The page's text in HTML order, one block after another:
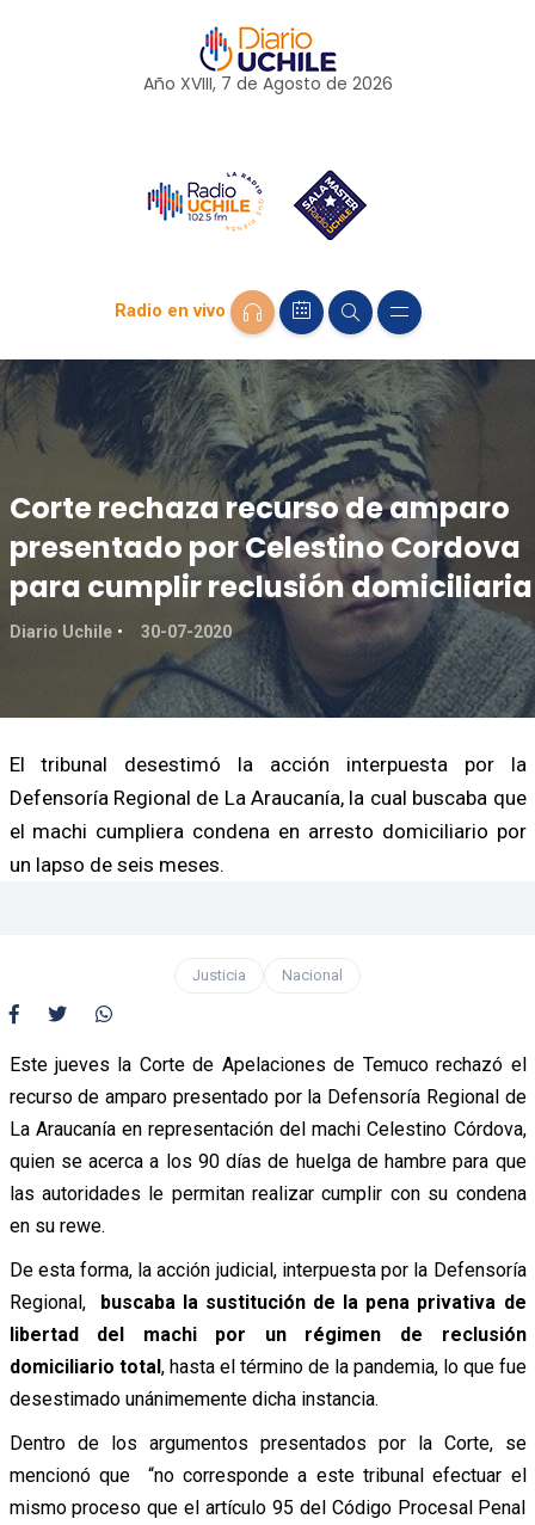
Año XVIII, 7 de Agosto de 2026
Radio en vivo
Corte rechaza recurso de amparo
presentado por Celestino Cordova
para cumplir reclusión domiciliaria
Diario Uchile 30-07-2020
El tribunal desestimó la acción interpuesta por la
Defensoría Regional de La Araucanía, la cual buscaba que
el machi cumpliera condena en arresto domiciliario por
un lapso de seis meses.
Justicia Nacional
Este jueves la Corte de Apelaciones de Temuco rechazó el
recurso de amparo presentado por la Defensoría Regional de
La Araucanía en representación del machi Celestino Córdova,
quien se acerca a los 90 días de huelga de hambre para que
las autoridades le permitan realizar cumplir con su condena
en su rewe.
De esta forma, la acción judicial, interpuesta por la Defensoría
Regional, buscaba la sustitución de la pena privativa de
libertad del machi por un régimen de reclusión
domiciliario total, hasta el término de la pandemia, lo que fue
desestimado unánimemente dicha instancia.
Dentro de los argumentos presentados por la Corte, se
mencionó que “no corresponde a este tribunal efectuar el
mismo proceso que el artículo 95 del Código Procesal Penal